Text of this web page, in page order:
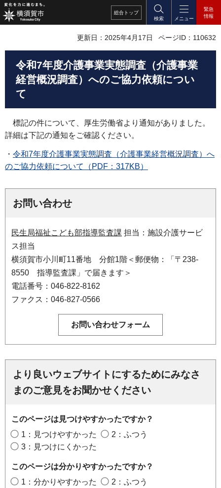
総合 トップ
検索
メニュー
緊急
情報
更新日：2025年4月17日 ページID：110632
令和7年度介護事業実態調査（介護事業
経営概況調査）へのご協力依頼につい
て
標記の件について、厚生労働省より通知がありました。
詳細は下記の通知をご確認ください。
・ 令和7年度介護事業実態調査（介護事業経営概況調査）へ
のご協力依頼について（PDF：317KB）
お問い合わせ
民生局福祉こども部指導監査課 担当：施設介護サービ
ス担当
横須賀市小川町11番地 分館1階＜郵便物：「〒238-
8550 指導監査課」で届きます＞
電話番号：046-822-8162
ファクス：046-827-0566
より良いウェブサイトにするためにみなさ
まのご意見をお聞かせください
このページは見つけやすかったですか？
1：見つけやすかった
2：ふつう
3：見つけにくかった
このページは分かりやすかったですか？
1：分かりやすかった
2：ふつう